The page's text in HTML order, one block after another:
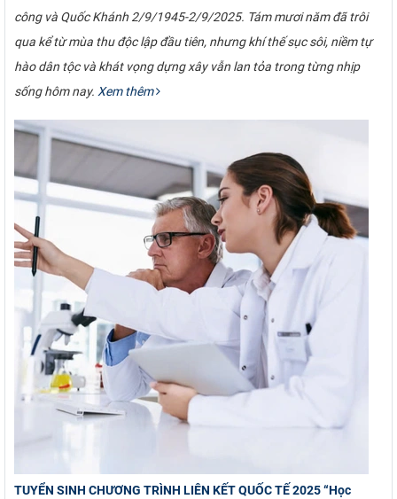
công và Quốc Khánh 2/9/1945-2/9/2025. Tám mươi năm đã trôi
qua kể từ mùa thu độc lập đầu tiên, nhưng khí thế sục sôi, niềm tự
hào dân tộc và khát vọng dựng xây vẫn lan tỏa trong từng nhịp
sống hôm nay.Xem thêm
TUYỂN SINH CHƯƠNG TRÌNH LIÊN KẾT QUỐC TẾ 2025 “Học